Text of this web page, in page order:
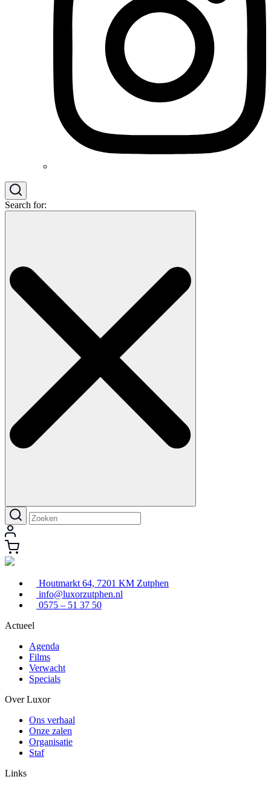
Search for:
Houtmarkt 64, 7201 KM Zutphen
info@luxorzutphen.nl
0575 – 51 37 50
Actueel
Agenda
Films
Verwacht
Specials
Over Luxor
Ons verhaal
Onze zalen
Organisatie
Staf
Links